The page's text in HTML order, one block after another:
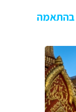
בהתאמה